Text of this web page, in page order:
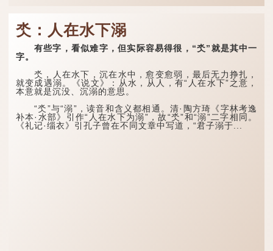
氼：人在水下溺
有些字，看似难字，但实际容易得很，“氼”就是其中一
字。
氼，人在水下，沉在水中，愈变愈弱，最后无力挣扎，
就变成遇溺。《说文》：从水，从人，有“人在水下”之意，
本意就是沉没、沉溺的意思。
“氼”与“溺”，读音和含义都相通。清·陶方琦《字林考逸
补本·水部》引作“人在水下为溺”，故“氼”和“溺”二字相同。
《礼记·缁衣》引孔子曾在不同文章中写道，“君子溺于...